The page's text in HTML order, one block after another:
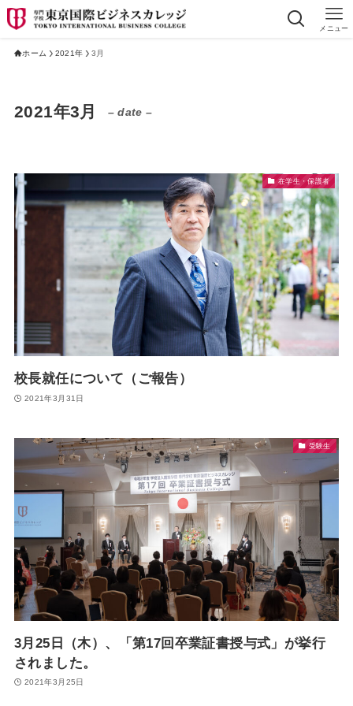
メニュー
ホーム 2021年 3月
2021年3月 – date –
在学生・保護者
校長就任について（ご報告）
2021年3月31日
受験生
3月25日（木）、「第17回卒業証書授与式」が挙行
されました。
2021年3月25日